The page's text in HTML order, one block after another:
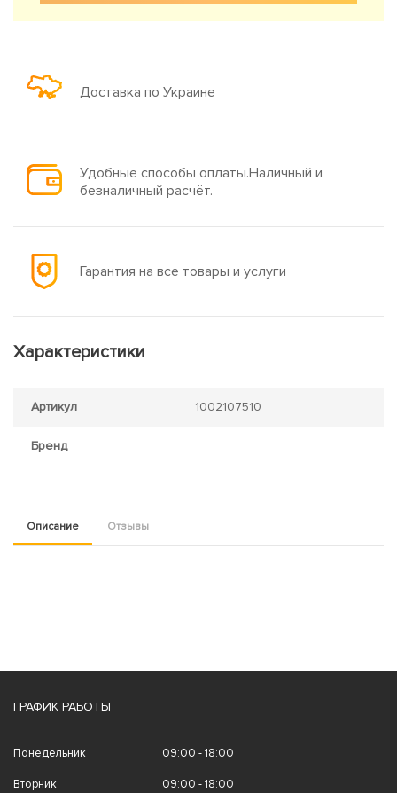
Доставка по Украине
Удобные способы оплаты.Наличный и
безналичный расчёт.
Гарантия на все товары и услуги
Характеристики
Артикул 1002107510
Бренд
Описание Отзывы
ГРАФИК РАБОТЫ
Понедельник 09:00 - 18:00
Вторник 09:00 - 18:00